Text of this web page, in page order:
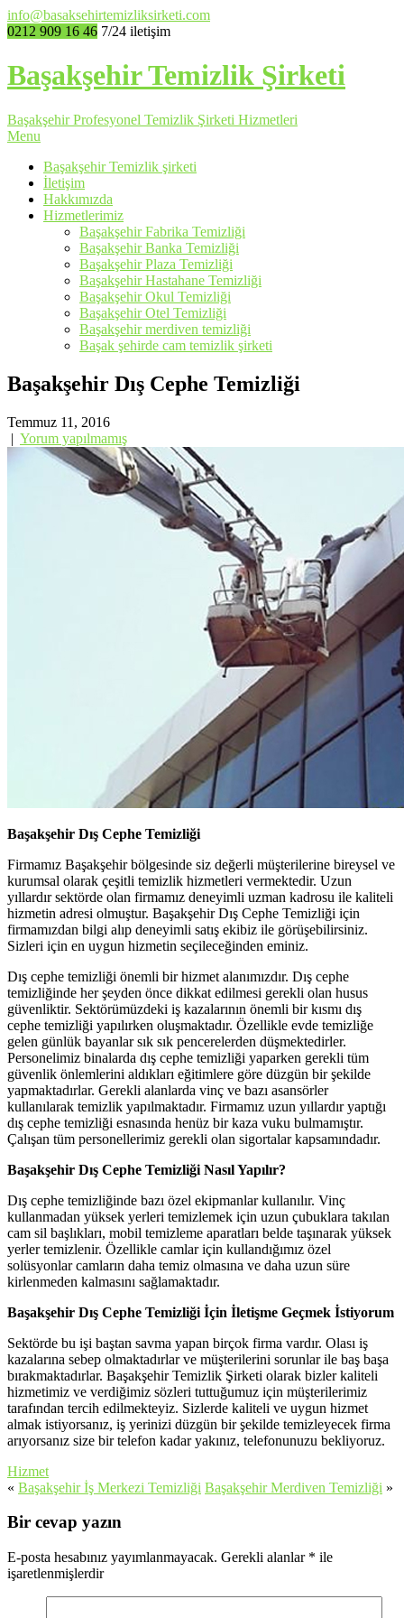
info@basaksehirtemizliksirketi.com
0212 909 16 46 7/24 iletişim
Başakşehir Temizlik Şirketi
Başakşehir Profesyonel Temizlik Şirketi Hizmetleri
Menu
Başakşehir Temizlik şirketi
İletişim
Hakkımızda
Hizmetlerimiz
Başakşehir Fabrika Temizliği
Başakşehir Banka Temizliği
Başakşehir Plaza Temizliği
Başakşehir Hastahane Temizliği
Başakşehir Okul Temizliği
Başakşehir Otel Temizliği
Başakşehir merdiven temizliği
Başak şehirde cam temizlik şirketi
Başakşehir Dış Cephe Temizliği
Temmuz 11, 2016
| Yorum yapılmamış
Başakşehir Dış Cephe Temizliği
Firmamız Başakşehir bölgesinde siz değerli müşterilerine bireysel ve
kurumsal olarak çeşitli temizlik hizmetleri vermektedir. Uzun
yıllardır sektörde olan firmamız deneyimli uzman kadrosu ile kaliteli
hizmetin adresi olmuştur. Başakşehir Dış Cephe Temizliği için
firmamızdan bilgi alıp deneyimli satış ekibiz ile görüşebilirsiniz.
Sizleri için en uygun hizmetin seçileceğinden eminiz.
Dış cephe temizliği önemli bir hizmet alanımızdır. Dış cephe
temizliğinde her şeyden önce dikkat edilmesi gerekli olan husus
güvenliktir. Sektörümüzdeki iş kazalarının önemli bir kısmı dış
cephe temizliği yapılırken oluşmaktadır. Özellikle evde temizliğe
gelen günlük bayanlar sık sık pencerelerden düşmektedirler.
Personelimiz binalarda dış cephe temizliği yaparken gerekli tüm
güvenlik önlemlerini aldıkları eğitimlere göre düzgün bir şekilde
yapmaktadırlar. Gerekli alanlarda vinç ve bazı asansörler
kullanılarak temizlik yapılmaktadır. Firmamız uzun yıllardır yaptığı
dış cephe temizliği esnasında henüz bir kaza vuku bulmamıştır.
Çalışan tüm personellerimiz gerekli olan sigortalar kapsamındadır.
Başakşehir Dış Cephe Temizliği Nasıl Yapılır?
Dış cephe temizliğinde bazı özel ekipmanlar kullanılır. Vinç
kullanmadan yüksek yerleri temizlemek için uzun çubuklara takılan
cam sil başlıkları, mobil temizleme aparatları belde taşınarak yüksek
yerler temizlenir. Özellikle camlar için kullandığımız özel
solüsyonlar camların daha temiz olmasına ve daha uzun süre
kirlenmeden kalmasını sağlamaktadır.
Başakşehir Dış Cephe Temizliği İçin İletişme Geçmek İstiyorum
Sektörde bu işi baştan savma yapan birçok firma vardır. Olası iş
kazalarına sebep olmaktadırlar ve müşterilerini sorunlar ile baş başa
bırakmaktadırlar. Başakşehir Temizlik Şirketi olarak bizler kaliteli
hizmetimiz ve verdiğimiz sözleri tuttuğumuz için müşterilerimiz
tarafından tercih edilmekteyiz. Sizlerde kaliteli ve uygun hizmet
almak istiyorsanız, iş yerinizi düzgün bir şekilde temizleyecek firma
arıyorsanız size bir telefon kadar yakınız, telefonunuzu bekliyoruz.
Hizmet
« Başakşehir İş Merkezi Temizliği Başakşehir Merdiven Temizliği »
Bir cevap yazın
E-posta hesabınız yayımlanmayacak. Gerekli alanlar * ile
işaretlenmişlerdir